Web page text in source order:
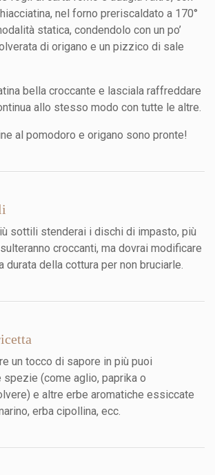
nel forno preriscaldato a 170°
statica, condendolo con un po’
di origano e un pizzico di sale
bella croccante e lasciala raffreddare
allo stesso modo con tutte le altre.
al pomodoro e origano sono pronte!
sottili stenderai i dischi di impasto, più
croccanti, ma dovrai modificare
durata della cottura per non bruciarle.
un tocco di sapore in più puoi
spezie (come aglio, paprika o
e altre erbe aromatiche essiccate
erba cipollina, ecc.